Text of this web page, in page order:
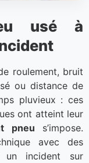
usé à
roulement, bruit
ou distance de
pluvieux : ces
ont atteint leur
pneu s’impose.
avec des
un incident sur